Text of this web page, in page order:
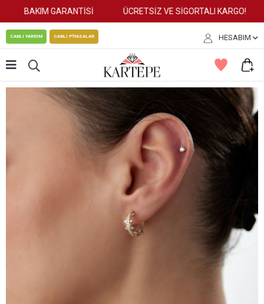
BAKIM GARANTİSİ ÜCRETSİZ VE SİGORTALI KARGO!
CANLI YARDIM CANLI PİYASALAR HESABIM